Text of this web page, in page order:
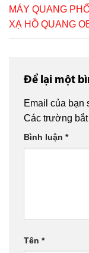
MÁY QUANG
XẠ HỒ QUANG
Để lại một
Email của bạn
Các trường
Bình luận *
Tên *